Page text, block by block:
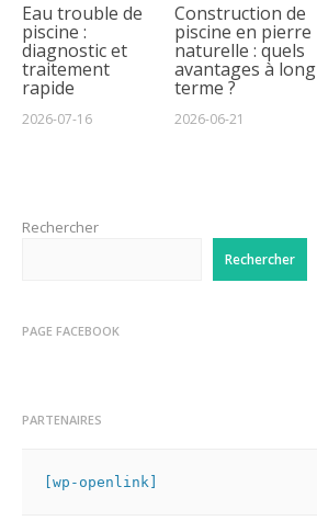
Eau trouble de
piscine :
diagnostic et
traitement
rapide
2026-07-16
Construction de
piscine en pierre
naturelle : quels
avantages à long
terme ?
2026-06-21
Rechercher
Rechercher
PAGE FACEBOOK
PARTENAIRES
[wp-openlink]